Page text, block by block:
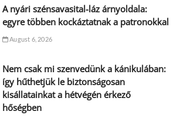
A nyári szénsavasital-láz árnyoldala:
egyre többen kockáztatnak a patronokkal
August 6, 2026
Nem csak mi szenvedünk a kánikulában:
így hűthetjük le biztonságosan
kisállatainkat a hétvégén érkező
hőségben